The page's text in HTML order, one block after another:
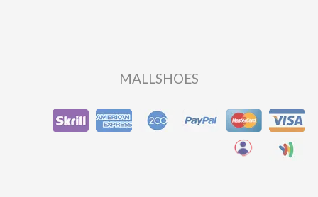
MALLSHOES